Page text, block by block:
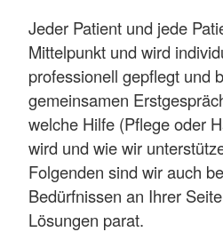
Jeder Patient und jede
Mittelpunkt und wird
professionell gepflegt und
gemeinsamen
welche Hilfe (Pflege oder
wird und wie wir
Folgenden sind wir auch
Bedürfnissen an Ihrer
Lösungen parat.